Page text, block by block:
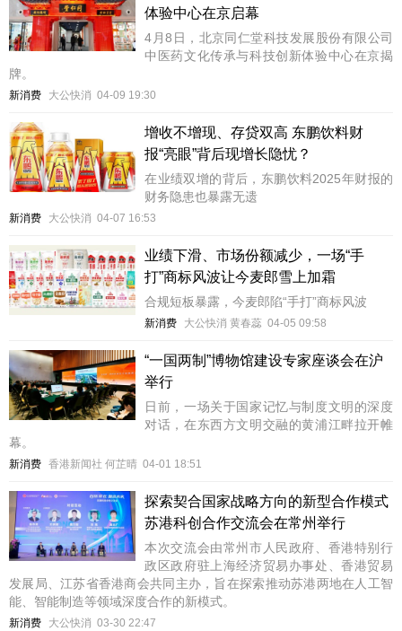
体验中心在京启幕
4月8日，北京同仁堂科技发展股份有限公司
中医药文化传承与科技创新体验中心在京揭
牌。
新消费 大公快消 04-09 19:30
增收不增现、存贷双高 东鹏饮料财
报“亮眼”背后现增长隐忧？
在业绩双增的背后，东鹏饮料2025年财报的
财务隐患也暴露无遗
新消费 大公快消 04-07 16:53
业绩下滑、市场份额减少，一场“手
打”商标风波让今麦郎雪上加霜
合规短板暴露，今麦郎陷“手打”商标风波
新消费 大公快消 黄春蕊 04-05 09:58
“一国两制”博物馆建设专家座谈会在沪
举行
日前，一场关于国家记忆与制度文明的深度
对话，在东西方文明交融的黄浦江畔拉开帷
幕。
新消费 香港新闻社 何芷晴 04-01 18:51
探索契合国家战略方向的新型合作模式
苏港科创合作交流会在常州举行
本次交流会由常州市人民政府、香港特别行
政区政府驻上海经济贸易办事处、香港贸易
发展局、江苏省香港商会共同主办，旨在探索推动苏港两地在人工智
能、智能制造等领域深度合作的新模式。
新消费 大公快消 03-30 22:47